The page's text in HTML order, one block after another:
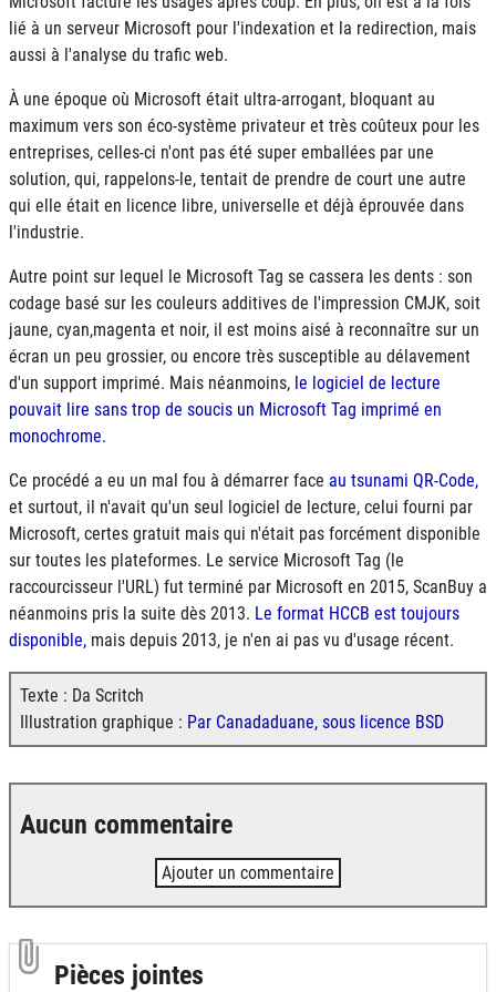
lié à un serveur Microsoft pour l'indexation et la redirection, mais
aussi à l'analyse du trafic web.
À une époque où Microsoft était ultra-arrogant, bloquant au
maximum vers son éco-système privateur et très coûteux pour les
entreprises, celles-ci n'ont pas été super emballées par une
solution, qui, rappelons-le, tentait de prendre de court une autre
qui elle était en licence libre, universelle et déjà éprouvée dans
l'industrie.
Autre point sur lequel le Microsoft Tag se cassera les dents : son
codage basé sur les couleurs additives de l'impression CMJK, soit
jaune, cyan,magenta et noir, il est moins aisé à reconnaître sur un
écran un peu grossier, ou encore très susceptible au délavement
d'un support imprimé. Mais néanmoins, le logiciel de lecture
pouvait lire sans trop de soucis un Microsoft Tag imprimé en
monochrome.
Ce procédé a eu un mal fou à démarrer face au tsunami QR-Code,
et surtout, il n'avait qu'un seul logiciel de lecture, celui fourni par
Microsoft, certes gratuit mais qui n'était pas forcément disponible
sur toutes les plateformes. Le service Microsoft Tag (le
raccourcisseur l'URL) fut terminé par Microsoft en 2015, ScanBuy a
néanmoins pris la suite dès 2013. Le format HCCB est toujours
disponible, mais depuis 2013, je n'en ai pas vu d'usage récent.
Texte : Da Scritch
Illustration graphique : Par Canadaduane, sous licence BSD
Aucun commentaire
Ajouter un commentaire
Pièces jointes